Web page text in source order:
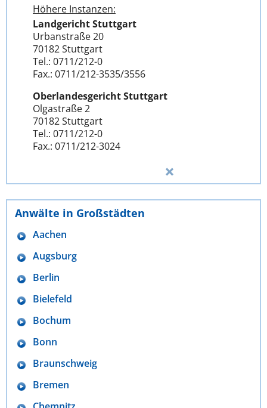
Höhere Instanzen:
Landgericht Stuttgart
Urbanstraße 20
70182 Stuttgart
Tel.: 0711/212-0
Fax.: 0711/212-3535/3556
Oberlandesgericht Stuttgart
Olgastraße 2
70182 Stuttgart
Tel.: 0711/212-0
Fax.: 0711/212-3024
Anwälte in Großstädten
Aachen
Augsburg
Berlin
Bielefeld
Bochum
Bonn
Braunschweig
Bremen